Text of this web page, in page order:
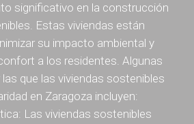
significativo en la construcción
Estas viviendas están
su impacto ambiental y
a los residentes. Algunas
que las viviendas sostenibles
en Zaragoza incluyen:
Las viviendas sostenibles